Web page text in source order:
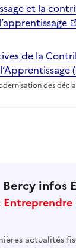
et la
de la
des
infos
Entreprendre
actualités